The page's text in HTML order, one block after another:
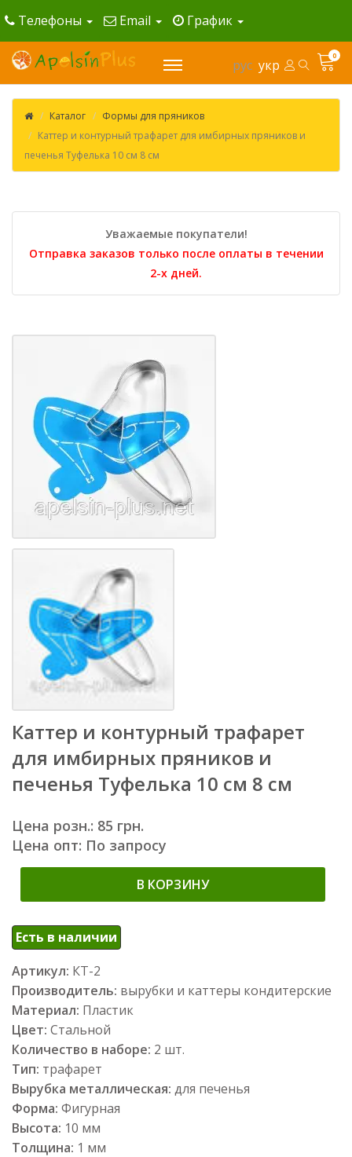
Телефоны Email График
рус укр
0
Каталог
Формы для пряников
Каттер и контурный трафарет для имбирных пряников и
печенья Туфелька 10 см 8 см
Уважаемые покупатели!
Отправка заказов только после оплаты в течении
2-х дней.
Каттер и контурный трафарет
для имбирных пряников и
печенья Туфелька 10 см 8 см
Цена розн.: 85 грн.
Цена опт: По запросу
В КОРЗИНУ
Есть в наличии
Артикул: КТ-2
Производитель: вырубки и каттеры кондитерские
Материал: Пластик
Цвет: Стальной
Количество в наборе: 2 шт.
Тип: трафарет
Вырубка металлическая: для печенья
Форма: Фигурная
Высота: 10 мм
Толщина: 1 мм